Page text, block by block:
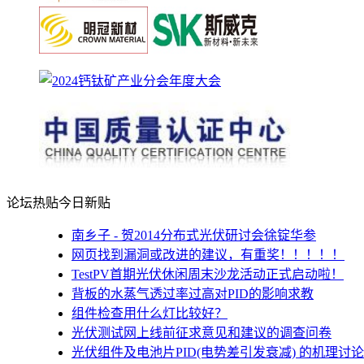
论坛热贴今日新贴
南乡子 - 贺2014分布式光伏研讨会徐锭华参
网页找到漏洞或改进的建议，有重奖！！！！！
TestPV首期光伏休闲周末沙龙活动正式启动啦！
背板的水蒸气透过率过高对PID的影响求教
组件检查用什么灯比较好？
光伏测试网上线前征求意见和建议的调查问卷
光伏组件及电池片PID(电势差引发衰减) 的机理讨论